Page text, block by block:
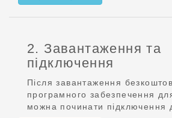
2. Завантаження та
підключення
Після завантаження
програмного забезпечення
можна починати підключення